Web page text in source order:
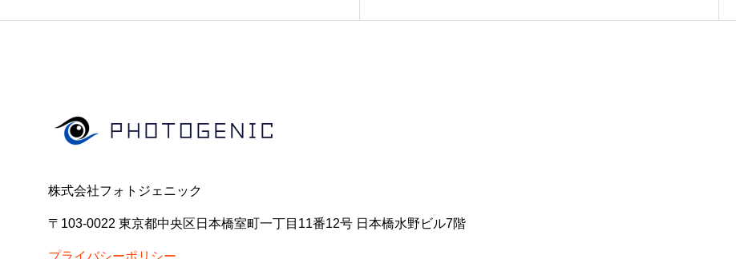
株式会社フォトジェニック
〒103-0022 東京都中央区日本橋室町一丁目11番12号 日本橋水野ビル7階
プライバシーポリシー